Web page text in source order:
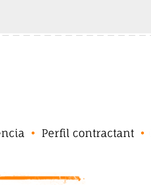
Perfil contractant